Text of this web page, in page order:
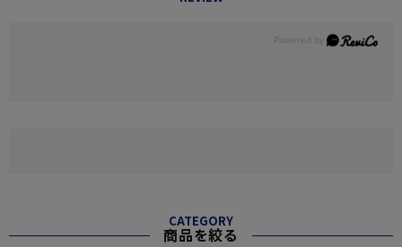
CATEGORY
商品を絞る